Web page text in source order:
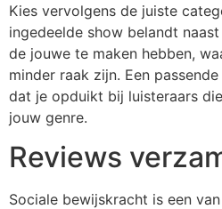
Kies vervolgens de juiste
ingedeelde show belandt
de jouwe te maken hebben,
minder raak zijn. Een
dat je opduikt bij luisteraars
jouw genre.
Reviews
Sociale bewijskracht is een